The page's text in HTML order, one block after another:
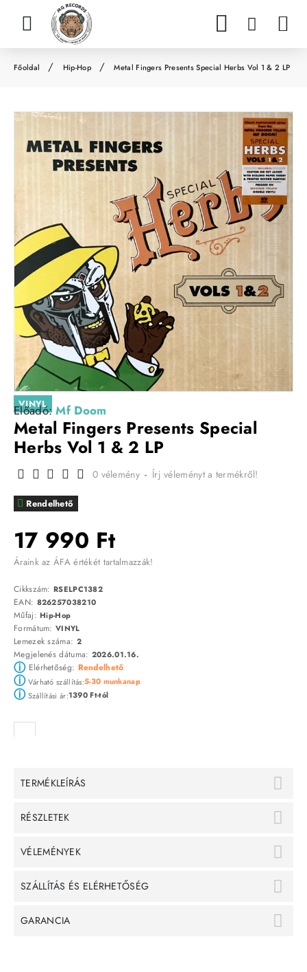
m
Hip-Hop Metal Fingers Presents Special Herbs Vol 1 & 2 LP
VINYL
Előadó:Mf Doom
Metal Fingers Presents Special
Herbs Vol 1 & 2 LP
Rendelhető
0 vélemény - Írj véleményt a termékről!
17 990 Ft
Áraink az ÁFA értékét tartalmazzák!
Cikkszám: RSELPC1382
EAN: 826257038210
Műfaj:Hip-Hop
Formátum: VINYL
Lemezek száma: 2
Megjelenés dátuma: 2026.01.16.
ⓘElérhetőség: Rendelhető
ⓘVárható szállítás:5-30 munkanap
ⓘSzállítási ár:1390 Ft-tól
TERMÉKLEÍRÁS
RÉSZLETEK
VÉLEMÉNYEK
SZÁLLÍTÁS ÉS ELÉRHETŐSÉG
GARANCIA